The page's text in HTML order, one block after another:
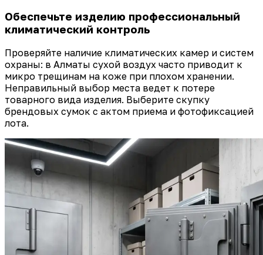
Обеспечьте изделию профессиональный
климатический контроль
Проверяйте наличие климатических камер и систем
охраны: в Алматы сухой воздух часто приводит к
микро трещинам на коже при плохом хранении.
Неправильный выбор места ведет к потере
товарного вида изделия. Выберите скупку
брендовых сумок с актом приема и фотофиксацией
лота.